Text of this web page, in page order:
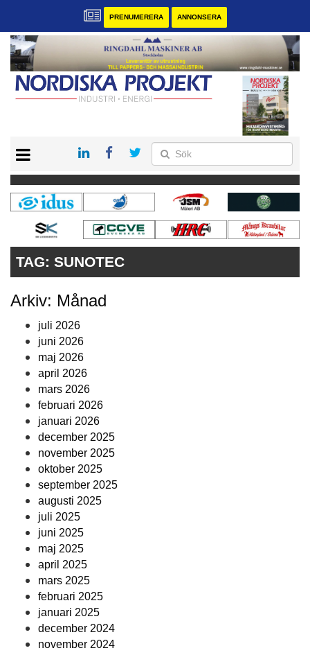
PRENUMERERA ANNONSERA
KONTAKT
VÅRA ANDRA MAGASIN
PRENUMERERA
ANNONSERA
TAG: SUNOTEC
Arkiv: Månad
juli 2026
juni 2026
maj 2026
april 2026
mars 2026
februari 2026
januari 2026
december 2025
november 2025
oktober 2025
september 2025
augusti 2025
juli 2025
juni 2025
maj 2025
april 2025
mars 2025
februari 2025
januari 2025
december 2024
november 2024